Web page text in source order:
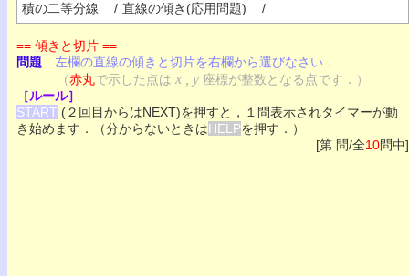
積の二等分線
/ 直線の傾き(応用問題) /
== 傾きと切片 ==
問題
左欄の直線の傾きと切片を右欄から選びなさい．
（赤丸で示した点は x , y 座標が整数となる点です．）
［ルール］
START (２回目からはNEXT)を押すと，１問表示されタイマーが動
き始めます．（分からないときはHELPを押す．）
[第 問/全10問中]